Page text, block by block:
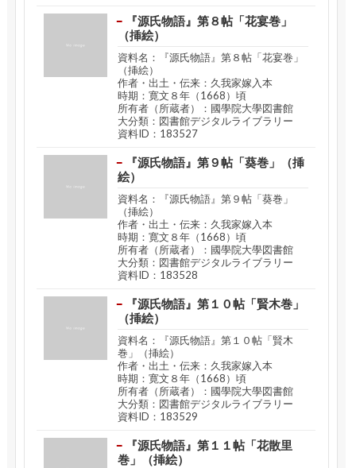
『源氏物語』第８帖「花宴巻」
（挿絵）
資料名：『源氏物語』第８帖「花宴巻」
（挿絵）
作者・出土・伝来：久我家嫁入本
時期：寛文８年（1668）頃
所有者（所蔵者）：國學院大學図書館
大分類：図書館デジタルライブラリー
資料ID：183527
『源氏物語』第９帖「葵巻」（挿
絵）
資料名：『源氏物語』第９帖「葵巻」
（挿絵）
作者・出土・伝来：久我家嫁入本
時期：寛文８年（1668）頃
所有者（所蔵者）：國學院大學図書館
大分類：図書館デジタルライブラリー
資料ID：183528
『源氏物語』第１０帖「賢木巻」
（挿絵）
資料名：『源氏物語』第１０帖「賢木
巻」（挿絵）
作者・出土・伝来：久我家嫁入本
時期：寛文８年（1668）頃
所有者（所蔵者）：國學院大學図書館
大分類：図書館デジタルライブラリー
資料ID：183529
『源氏物語』第１１帖「花散里
巻」（挿絵）